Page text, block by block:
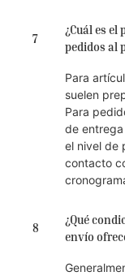
7
¿Cuál es
pedidos al
Para
suelen
Para
de
el nivel de
contacto
8
¿Qué
envío